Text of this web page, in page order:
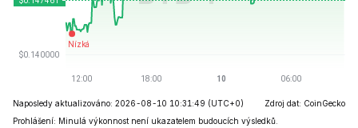
Naposledy aktualizováno: 2026-08-10 10:31:49 (UTC+0)
Zdroj dat: CoinGecko
Prohlášení: Minulá výkonnost není ukazatelem budoucích výsledků.